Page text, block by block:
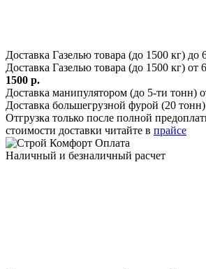
Доставка Газелью товара (до 1500 кг) до
Доставка Газелью товара (до 1500 кг) от
1500 р.
Доставка манипулятором (до 5-ти тонн)
Доставка большегрузной фурой (20
Отгрузка только после полной
стоимости доставки читайте в прайсе
Оплата
Наличный и безналичный расчет